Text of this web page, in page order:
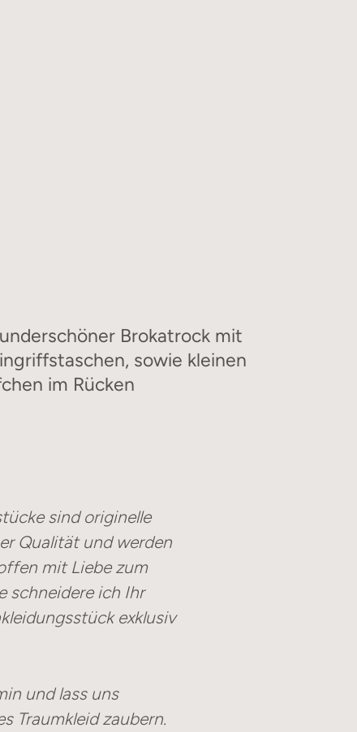
Brokatrock mit
sowie kleinen
im Rücken
sind originelle
Qualität und werden
mit Liebe zum
schneidere ich Ihr
exklusiv
und lass uns
Traumkleid zaubern.